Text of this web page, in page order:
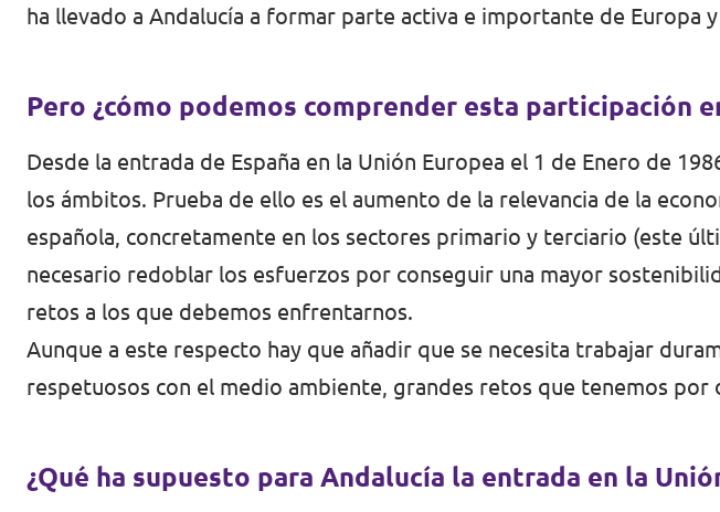
Volt Rumanía
Volt Suecia
Volt Suiza
ha llevado a Andalucía a formar parte activa e importante de Europa
Pero ¿cómo podemos comprender esta participación
Desde la entrada de España en la Unión Europea el 1 de Enero de
los ámbitos. Prueba de ello es el aumento de la relevancia de la
española, concretamente en los sectores primario y terciario (este
necesario redoblar los esfuerzos por conseguir una mayor
retos a los que debemos enfrentarnos.
Aunque a este respecto hay que añadir que se necesita trabajar
respetuosos con el medio ambiente, grandes retos que tenemos por
¿Qué ha supuesto para Andalucía la entrada en la